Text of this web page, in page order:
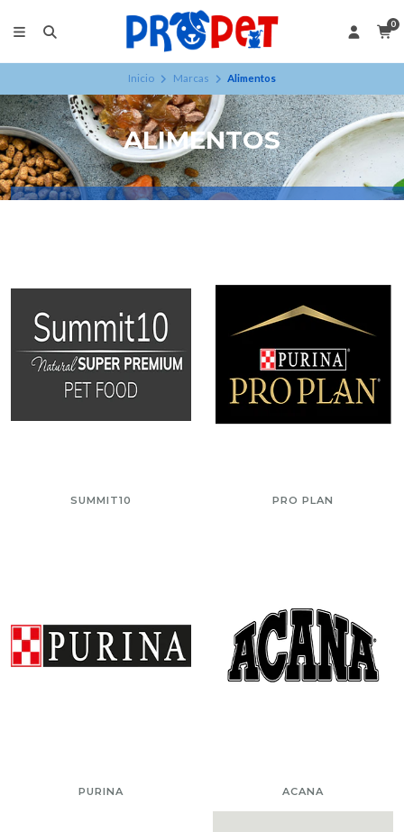
0
Inicio Marcas Alimentos
ALIMENTOS
SUMMIT10 PRO PLAN
PURINA ACANA